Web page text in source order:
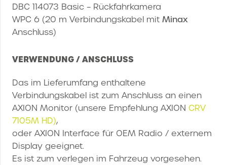
DBC 114073 Basic – Rückfahrkamera
WPC 6 (20 m Verbindungskabel mit Minax
Anschluss)
VERWENDUNG / ANSCHLUSS
Das im Lieferumfang enthaltene
Verbindungskabel ist zum Anschluss an einen
AXION Monitor (unsere Empfehlung AXION CRV
7105M HD),
oder AXION Interface für OEM Radio / externem
Display geeignet.
Es ist zum verlegen im Fahrzeug vorgesehen.